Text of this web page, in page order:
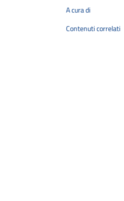
A cura di
Contenuti correlati